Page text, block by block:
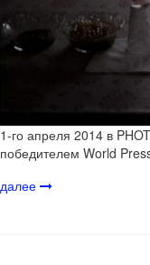
1-го апреля 2014 в
победителем World
далее